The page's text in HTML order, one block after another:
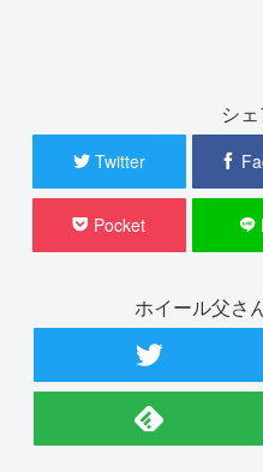
シ
Twitter
Pocket
ホイール父さ